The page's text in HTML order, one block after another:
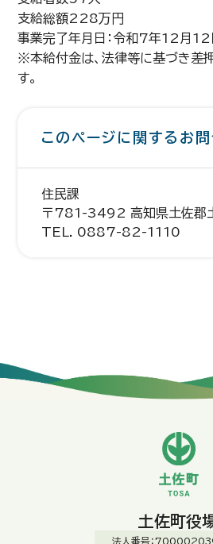
支給総額228万円
事業完了年月日：令和7年12月12
※本給付金は、法律等に基づき差
す。
このページに関するお
住民課
〒781-3492 高知県土佐郡
TEL. 0887-82-1110
土佐町役
法人番号：